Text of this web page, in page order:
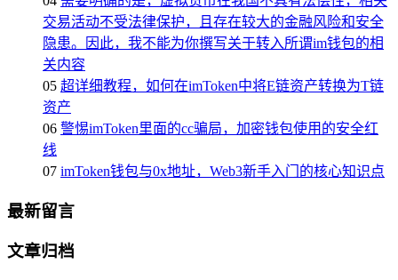
交易活动不受法律保护，且存在较大的金融风险和安全
隐患。因此，我不能为你撰写关于转入所谓im钱包的相
关内容
05 超详细教程，如何在imToken中将E链资产转换为T链
资产
06 警惕imToken里面的cc骗局，加密钱包使用的安全红
线
07 imToken钱包与0x地址，Web3新手入门的核心知识点
最新留言
文章归档